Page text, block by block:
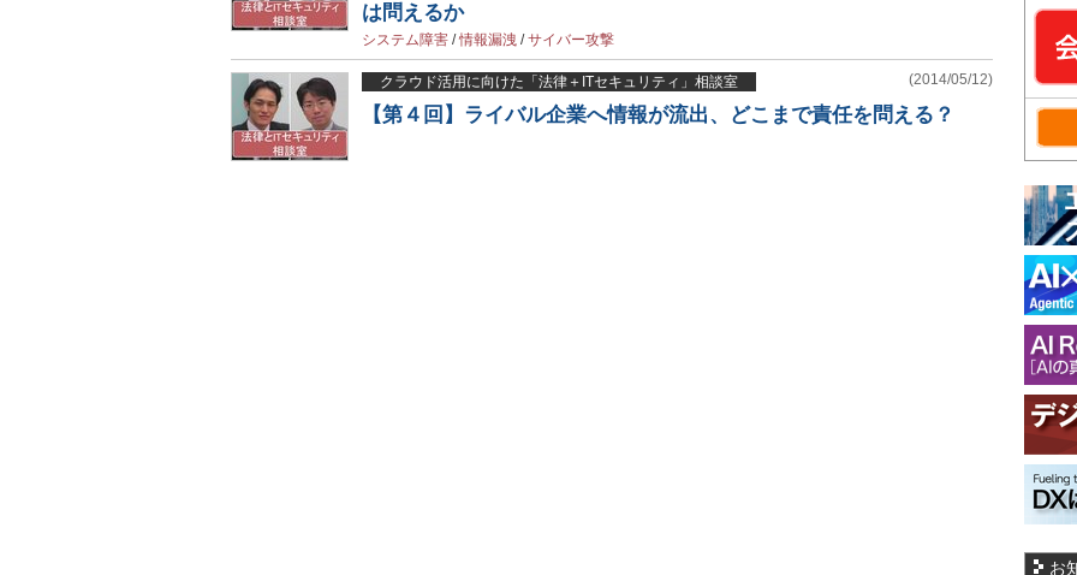
は問えるか
システム障害 /情報漏洩 /サイバー攻撃
クラウド活用に向けた「法律＋ITセキュリティ」相談室 (2014/05/12)
【第４回】ライバル企業へ情報が流出、どこまで責任を問える？
お